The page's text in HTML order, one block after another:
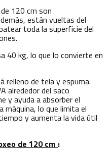
120 cm son
están vueltas del
toda la superficie del
40 kg, lo que lo convierte en
relleno de tela y espuma.
alrededor del saco
y ayuda a absorber el
máquina, lo que limita el
y aumenta la vida útil
de 120 cm :